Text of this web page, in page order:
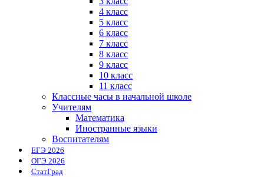
4 класс
5 класс
6 класс
7 класс
8 класс
9 класс
10 класс
11 класс
Классные часы в начальной школе
Учителям
Математика
Иностранные языки
Воспитателям
ЕГЭ 2026
ОГЭ 2026
СтатГрад